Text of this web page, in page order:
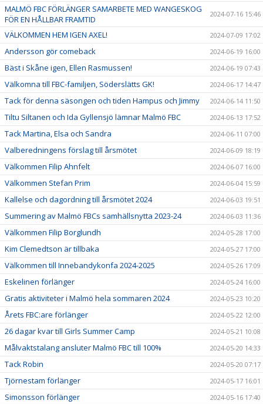
MALMÖ FBC FÖRLÄNGER SAMARBETE MED WANGESKOG
FÖR EN HÅLLBAR FRAMTID
2024-07-16 15:46
VÄLKOMMEN HEM IGEN AXEL! 2024-07-09 17:02
Andersson gör comeback 2024-06-19 16:00
Bäst i Skåne igen, Ellen Rasmussen! 2024-06-19 07:43
Välkomna till FBC-familjen, Söderslätts GK! 2024-06-17 14:47
Tack för denna säsongen och tiden Hampus och Jimmy 2024-06-14 11:50
Tiltu Siltanen och Ida Gyllensjö lämnar Malmö FBC 2024-06-13 17:52
Tack Martina, Elsa och Sandra 2024-06-11 07:00
Valberedningens förslag till årsmötet 2024-06-09 18:19
Välkommen Filip Ahnfelt 2024-06-07 16:00
Välkommen Stefan Prim 2024-06-04 15:59
Kallelse och dagordning till årsmötet 2024 2024-06-03 19:51
Summering av Malmö FBCs samhällsnytta 2023-24 2024-06-03 11:36
Välkommen Filip Borglundh 2024-05-28 17:00
Kim Clemedtson är tillbaka 2024-05-27 17:00
Välkommen till Innebandykonfa 2024-2025 2024-05-26 17:09
Eskelinen förlänger 2024-05-24 16:00
Gratis aktiviteter i Malmö hela sommaren 2024 2024-05-23 10:20
Årets FBC:are förlänger 2024-05-22 12:00
26 dagar kvar till Girls Summer Camp 2024-05-21 10:08
Målvaktstalang ansluter Malmö FBC till 100% 2024-05-20 14:33
Tack Robin 2024-05-20 07:17
Tjörnestam förlänger 2024-05-17 16:01
Simonsson förlänger 2024-05-16 17:40